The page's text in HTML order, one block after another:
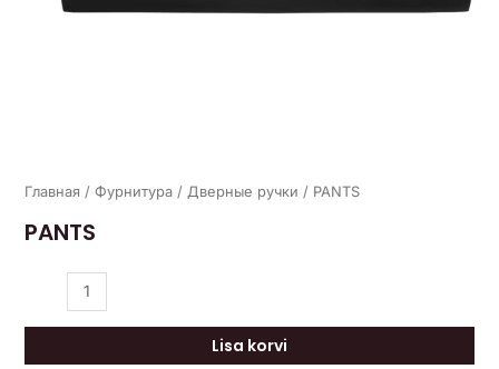
Главная / Фурнитура/ Дверные ручки / PANTS
PANTS
Lisa korvi